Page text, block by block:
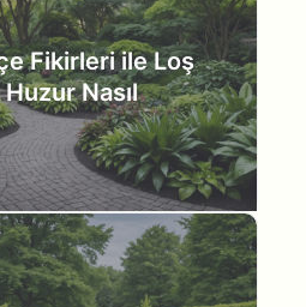
Fikirleri ile Loş
Nasıl